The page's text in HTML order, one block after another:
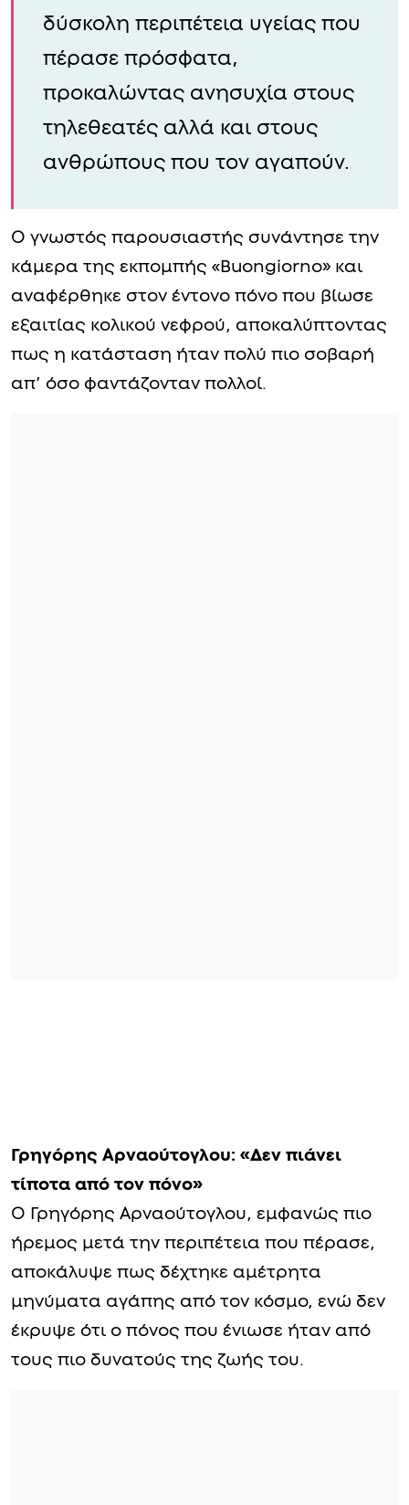
δύσκολη περιπέτεια υγείας που
πέρασε πρόσφατα,
προκαλώντας ανησυχία στους
τηλεθεατές αλλά και στους
ανθρώπους που τον αγαπούν.
Ο γνωστός παρουσιαστής συνάντησε την
κάμερα της εκπομπής «Buongiorno» και
αναφέρθηκε στον έντονο πόνο που βίωσε
εξαιτίας κολικού νεφρού, αποκαλύπτοντας
πως η κατάσταση ήταν πολύ πιο σοβαρή
απ’ όσο φαντάζονταν πολλοί.
Γρηγόρης Αρναούτογλου: «Δεν πιάνει
τίποτα από τον πόνο»
Ο Γρηγόρης Αρναούτογλου, εμφανώς πιο
ήρεμος μετά την περιπέτεια που πέρασε,
αποκάλυψε πως δέχτηκε αμέτρητα
μηνύματα αγάπης από τον κόσμο, ενώ δεν
έκρυψε ότι ο πόνος που ένιωσε ήταν από
τους πιο δυνατούς της ζωής του.